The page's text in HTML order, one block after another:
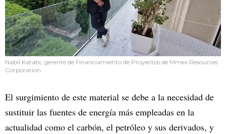
Nabil Katabi, gerente de Financiamiento de Proyectos de Mmex Resources
Corporation.
El surgimiento de este material se debe a la necesidad de
sustituir las fuentes de energía más empleadas en la
actualidad como el carbón, el petróleo y sus derivados, y